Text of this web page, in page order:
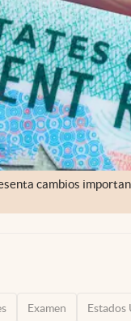
cambios
Examen Estados